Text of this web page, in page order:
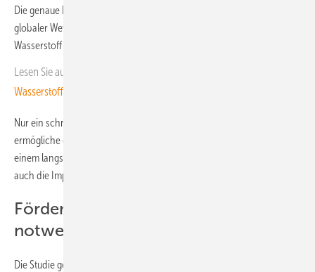
Die genaue Nachfrageentwicklung hängt jedoch von Faktoren wie
globaler Wettbewerbsfähigkeit, CO2-Preisen und Kosten für grünen
Wasserstoff ab.
Lesen Sie auch:
Wasserstofflieferung in Europa
Nur ein schneller und konsistenter Ausbau erneuerbarer Energien
ermögliche eine Versorgung Europas aus eigener Produktion. Bei
einem langsameren Ausbau steigen sowohl die Wasserstoffkosten als
auch die Importabhängigkeit deutlich an.
Förderinstrumente weiterhin
notwendig
Die Studie geht davon aus, dass CO2-Preise von über 200 Euro pro